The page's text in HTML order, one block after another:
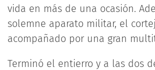
vida en más de una ocasión.
solemne aparato militar, el
acompañado por una gran
Terminó el entierro y a las dos